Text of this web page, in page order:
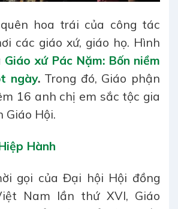
hoa trái của công tác
các giáo xứ, giáo họ. Hình
Giáo xứ Pác Nặm: Bốn niềm
ngày. Trong đó, Giáo phận
16 anh chị em sắc tộc gia
Giáo Hội.
Hành
gọi của Đại hội Hội đồng
Nam lần thứ XVI, Giáo